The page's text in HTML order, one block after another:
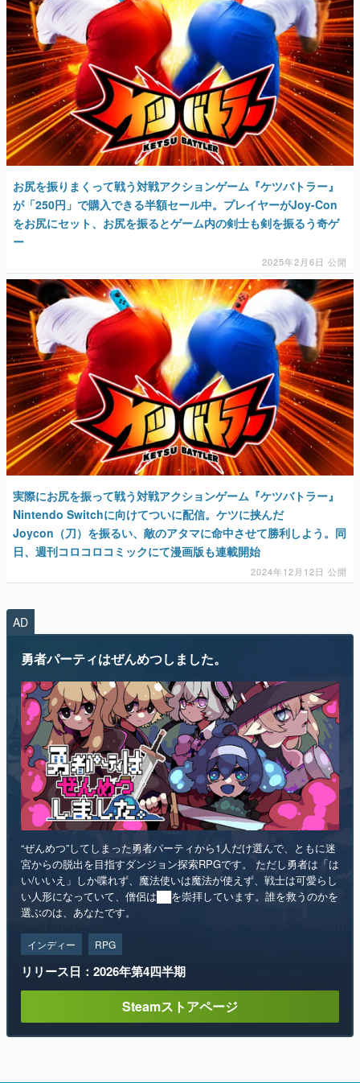
お尻を振りまくって戦う対戦アクションゲーム『ケツバトラー』
が「250円」で購入できる半額セール中。プレイヤーがJoy-Con
をお尻にセット、お尻を振るとゲーム内の剣士も剣を振るう奇ゲ
ー
2025年2月6日 公開
実際にお尻を振って戦う対戦アクションゲーム『ケツバトラー』
Nintendo Switchに向けてついに配信。ケツに挟んだ
Joycon（刀）を振るい、敵のアタマに命中させて勝利しよう。同
日、週刊コロコロコミックにて漫画版も連載開始
2024年12月12日 公開
AD
勇者パーティはぜんめつしました。
“ぜんめつ”してしまった勇者パーティから1人だけ選んで、ともに迷
宮からの脱出を目指すダンジョン探索RPGです。 ただし勇者は「は
い/いいえ」しか喋れず、魔法使いは魔法が使えず、戦士は可愛らし
い人形になっていて、僧侶は██を崇拝しています。誰を救うのかを
選ぶのは、あなたです。
インディー RPG
リリース日：2026年第4四半期
Steamストアページ